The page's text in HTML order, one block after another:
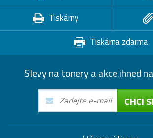
Tiskárny
Tiskárna zdarma
Slevy na tonery a akce ihned
CHCI